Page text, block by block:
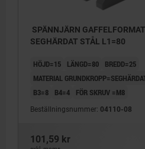
SPÄNNJÄRN
SEGHÄRDAT STÅL L1=80
HÖJD=15 LÄNGD=80
BREDD=25
MATERIAL
B3=8
B4=4 FÖR SKRUV =M8
Beställningsnummer: 04110-08
101,59 kr